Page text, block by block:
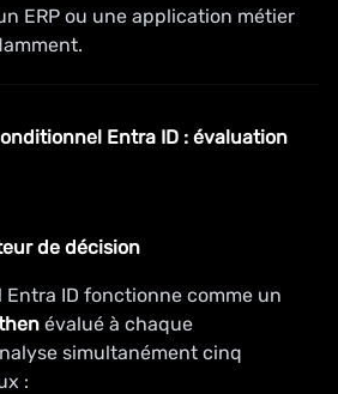
ERP ou une application métier
Entra ID : évaluation
de décision
Entra ID fonctionne comme un
évalué à chaque
simultanément cinq
: